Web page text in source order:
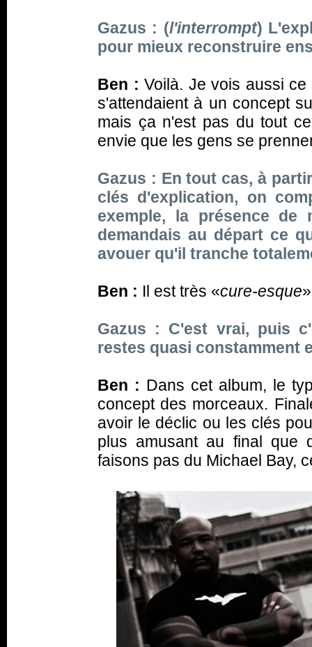
Gazus : (l'interrompt)
pour mieux reconstruire
Ben : Voilà. Je vois aussi
s'attendaient à un concept
mais ça n'est pas du tout
envie que les gens se
Gazus : En tout cas, à
clés d'explication, on
exemple, la présence de
demandais au départ ce
avouer qu'il tranche
Ben : Il est très «cure-esque
Gazus : C'est vrai, puis
restes quasi constamment
Ben : Dans cet album, le
concept des morceaux.
avoir le déclic ou les clés
plus amusant au final que
faisons pas du Michael Bay,